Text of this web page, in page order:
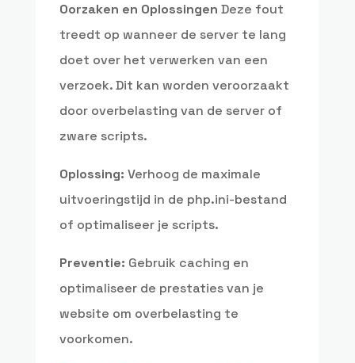
Oorzaken en Oplossingen Deze fout
treedt op wanneer de server te lang
doet over het verwerken van een
verzoek. Dit kan worden veroorzaakt
door overbelasting van de server of
zware scripts.
Oplossing: Verhoog de maximale
uitvoeringstijd in de php.ini-bestand
of optimaliseer je scripts.
Preventie: Gebruik caching en
optimaliseer de prestaties van je
website om overbelasting te
voorkomen.